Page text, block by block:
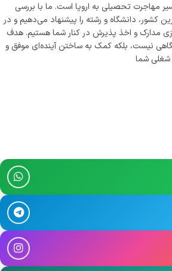
مهاجرت تحصیلی به اروپا است. ما با بررسی
کشور، دانشگاه و رشته را پیشنهاد می‌دهیم و در
مدارک و اخذ پذیرش در کنار شما هستیم. هدف
نیست، بلکه کمک به ساختن آینده‌ای موفق و
شغلی شما